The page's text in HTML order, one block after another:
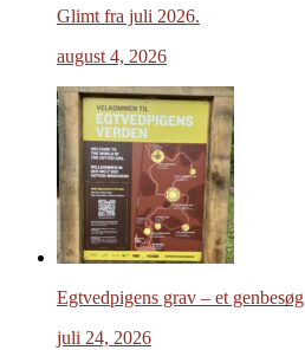
Glimt fra juli 2026.
august 4, 2026
Egtvedpigens grav – et genbesøg
juli 24, 2026